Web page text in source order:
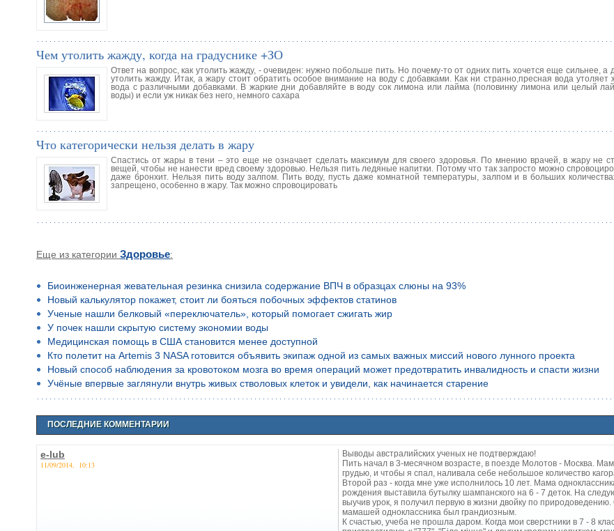
Чем утолить жажду, когда на градуснике +ЗО
Ответ на вопрос, как утолить жажду, - очевиден: нужно побольше пить. Но почему-то от одних пить хочется еще сильнее, а
утолить жажду. Итак, а жару стоит обратить особое внимание на воду с добавками. Как ни странно,пресная вода утоляет
вода с различными добавками. В жаркие дни добавляйте в воду сок лимона или лайма (половинку лимона или целый
воды) и если уж никак без него, немного сахара
Что категорически нельзя делать в жару
Спастись от жары в тени – это еще не означает сделать максимум для своего здоровья. По мнению врачей, в жару не
вещей, чтобы не нанести вред своему здоровью. Нельзя пить ледяные напитки. Потому что так запросто можно
даже бронхит. Нельзя пить воду залпом. Пить воду, пусть даже комнатной температуры, залпом и в больших
запрещено, особенно в жару. Так можно спровоцировать
Еще из категории Здоровье:
Биоинженерная жевательная резинка снизила содержание ВПЧ в образцах слюны на 93%
Новый калькулятор покажет, стоит ли бояться побочных эффектов статинов
Ученые нашли белковый «переключатель», который помогает сжигать жир
У почек нашли скрытую систему экономии воды
Медицинская помощь в США становится менее доступной
Кто полетит на Artemis 3 NASA готовится объявить экипаж одной из самых важных миссий нового лунного проекта
Новый способ наблюдения за кровотоком мозга во время операций может предотвратить инвалидность и спасти жизни
Учёные впервые заглянули внутрь живых стволовых клеток и увидели, как начинается старение
ПОСЛЕДНИЕ КОММЕНТАРИИ
e-lub
11/09/2014, 10:13
Выводы австралийских ученых не подтверждаю!
Пить начал в 3-месячном возрасте, в поезде Молотов - Москва.
грудью, и чтобы я спал, наливала себе небольшое количество
Второй раз - когда мне уже исполнилось 10 лет. Мама
рождения выставила бутылку шампанского на 6 - 7 деток. На
выучив урок, я получил первую в жизни двойку по природоведению.
мамашей одноклассника был грандиозным.
К счастью, учеба не прошла даром. Когда мои сверстники в 7 - 8